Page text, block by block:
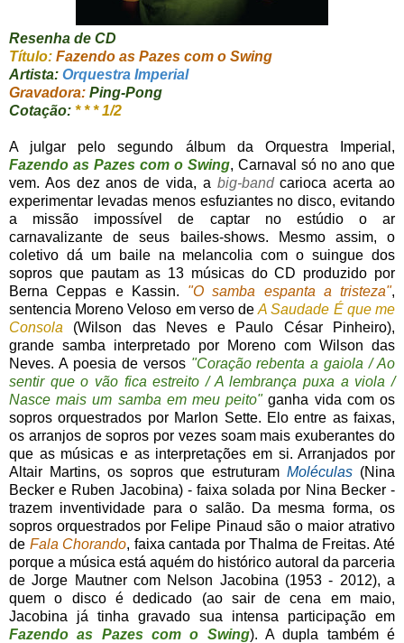
Resenha de CD
Título: Fazendo as Pazes com o Swing
Artista: Orquestra Imperial
Gravadora: Ping-Pong
Cotação: * * * 1/2
A julgar pelo segundo álbum da Orquestra Imperial,
Fazendo as Pazes com o Swing, Carnaval só no ano que
vem. Aos dez anos de vida, a big-bandcarioca acerta ao
experimentar levadas menos esfuziantes no disco, evitando
a missão impossível de captar no estúdio o ar
carnavalizante de seus bailes-shows. Mesmo assim, o
coletivo dá um baile na melancolia com o suingue dos
sopros que pautam as 13 músicas do CD produzido por
Berna Ceppas e Kassin. "O samba espanta a tristeza",
sentencia Moreno Veloso em verso deA Saudade É que me
Consola (Wilson das Neves e Paulo César Pinheiro),
grande samba interpretado por Moreno com Wilson das
Neves. A poesia de versos "Coração rebenta a gaiola / Ao
sentir que o vão fica estreito / A lembrança puxa a viola /
Nasce mais um samba em meu peito"ganha vida com os
sopros orquestrados por Marlon Sette. Elo entre as faixas,
os arranjos de sopros por vezes soam mais exuberantes do
que as músicas e as interpretações em si. Arranjados por
Altair Martins, os sopros que estruturam Moléculas (Nina
Becker e Ruben Jacobina) - faixa solada por Nina Becker -
trazem inventividade para o salão. Da mesma forma, os
sopros orquestrados por Felipe Pinaud são o maior atrativo
de Fala Chorando, faixa cantada por Thalma de Freitas. Até
porque a música está aquém do histórico autoral da parceria
de Jorge Mautner com Nelson Jacobina (1953 - 2012), a
quem o disco é dedicado (ao sair de cena em maio,
Jacobina já tinha gravado sua intensa participação em
Fazendo as Pazes com o Swing). A dupla também é